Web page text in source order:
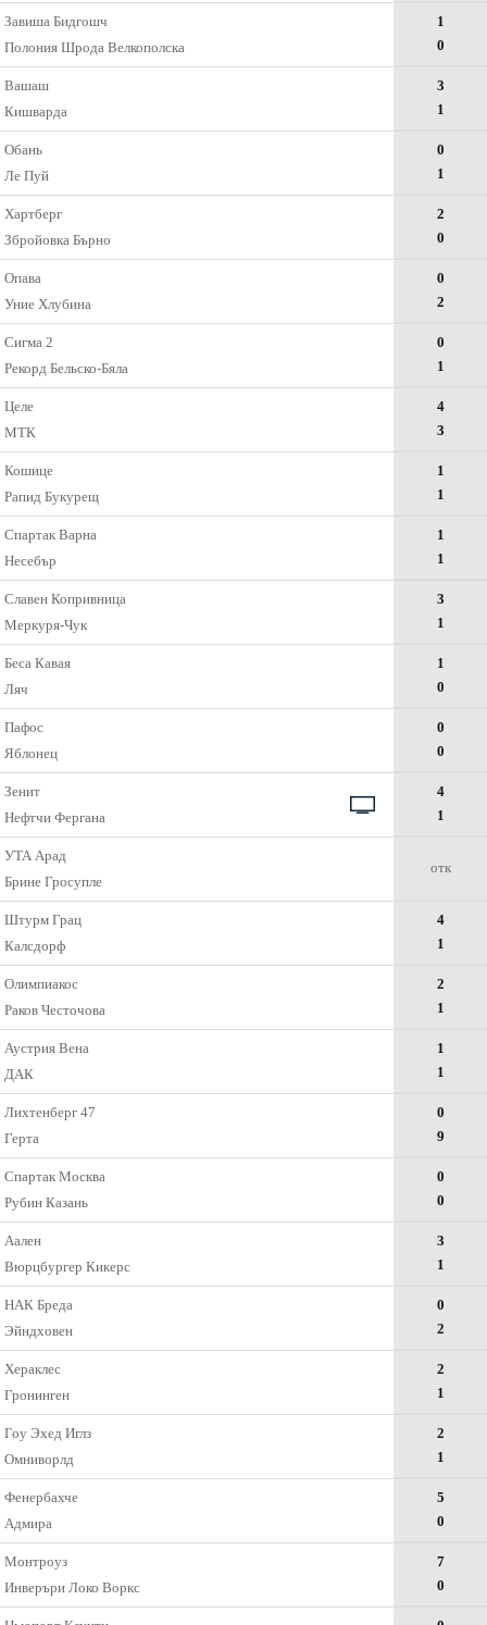
Завиша Бидгошч
Полония Шрода Велкополска
1
0
Вашаш
Кишварда
3
1
Обань
Ле Пуй
0
1
Хартберг
Збройовка Бърно
2
0
Опава
Уние Хлубина
0
2
Сигма 2
Рекорд Бельско-Бяла
0
1
Целе
МТК
4
3
Кошице
Рапид Букурещ
1
1
Спартак Варна
Несебър
1
1
Славен Копривница
Меркуря-Чук
3
1
Беса Кавая
Ляч
1
0
Пафос
Яблонец
0
0
Зенит
Нефтчи Фергана
4
1
УТА Арад
Брине Гросупле
отк
Штурм Грац
Калсдорф
4
1
Олимпиакос
Раков Честочова
2
1
Аустрия Вена
ДАК
1
1
Лихтенберг 47
Герта
0
9
Спартак Москва
Рубин Казань
0
0
Аален
Вюрцбургер Кикерс
3
1
НАК Бреда
Эйндховен
0
2
Хераклес
Гронинген
2
1
Гоу Эхед Иглз
Омниворлд
2
1
Фенербахче
Адмира
5
0
Монтроуз
Инверъри Локо Воркс
7
0